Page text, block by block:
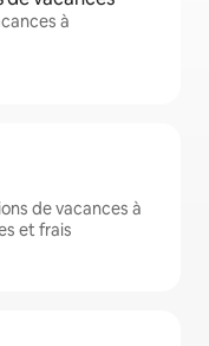
à
de vacances à
et frais